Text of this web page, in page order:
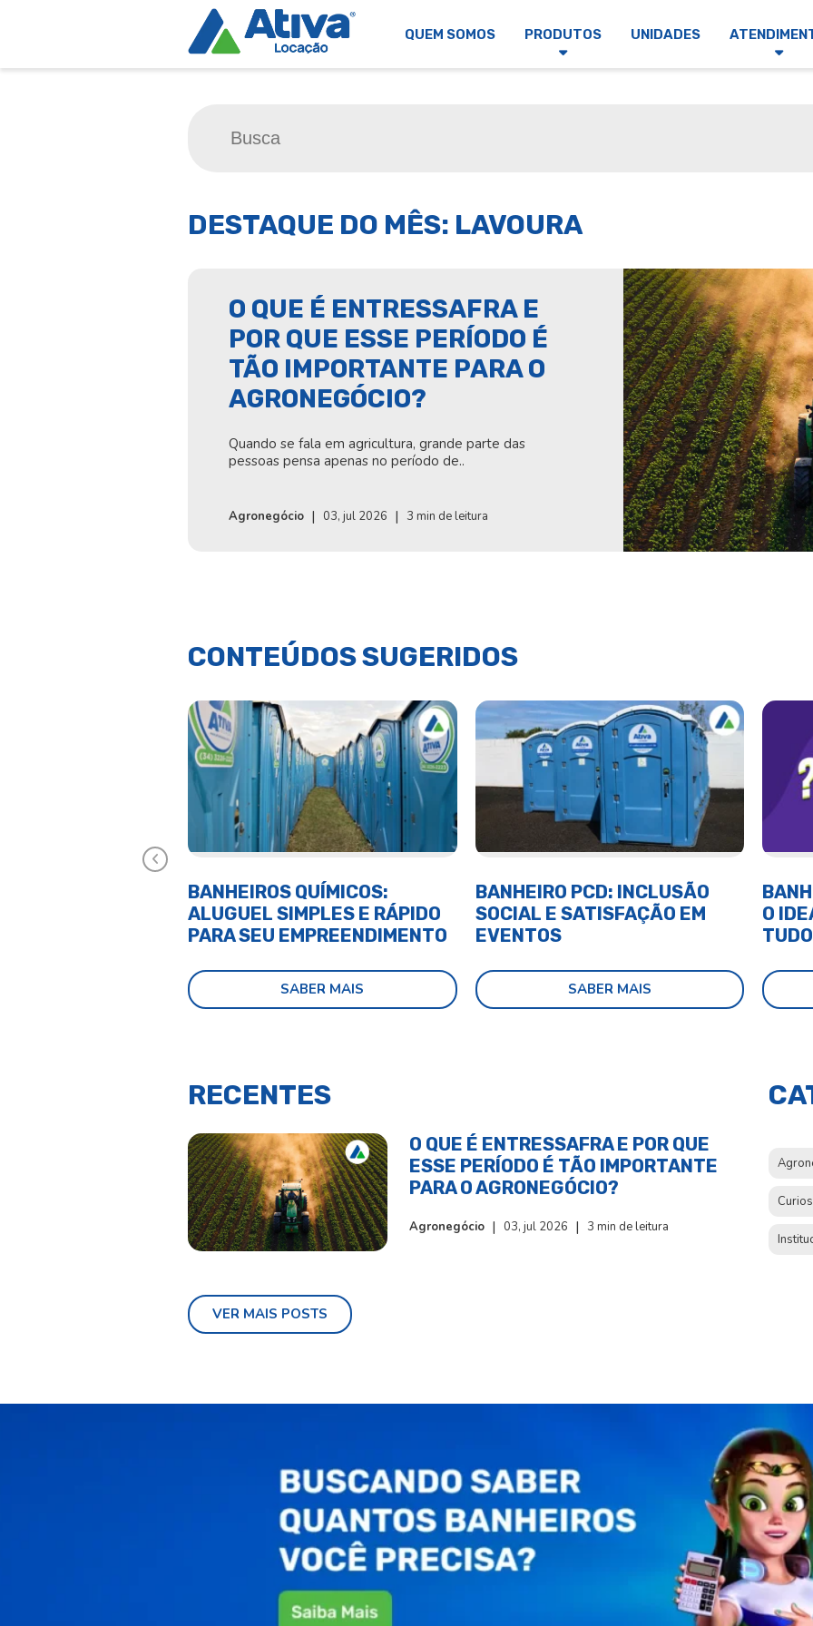
QUEM SOMOS PRODUTOS UNIDADES
DESTAQUE DO MÊS: LAVOURA
O QUE É ENTRESSAFRA E
POR QUE ESSE PERÍODO É
TÃO IMPORTANTE PARA O
AGRONEGÓCIO?
Quando se fala em agricultura, grande parte das
pessoas pensa apenas no período de..
Agronegócio | 03, jul 2026 | 3 min de leitura
CONTEÚDOS SUGERIDOS
BANHEIROS QUÍMICOS:
ALUGUEL SIMPLES E RÁPIDO
PARA SEU EMPREENDIMENTO
SABER MAIS
BANHEIRO PCD: INCLUSÃO
SOCIAL E SATISFAÇÃO EM
EVENTOS
SABER MAIS
O
Anterior
RECENTES
O QUE É ENTRESSAFRA E POR QUE
ESSE PERÍODO É TÃO IMPORTANTE
PARA O AGRONEGÓCIO?
Agronegócio | 03, jul 2026 | 3 min de leitura
VER MAIS POSTS